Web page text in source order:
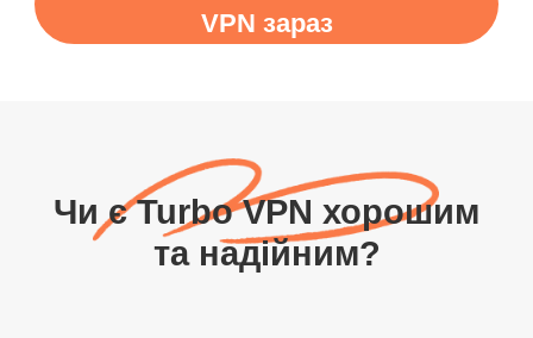
VPN зараз
Чи є Turbo VPN хорошим
та надійним?